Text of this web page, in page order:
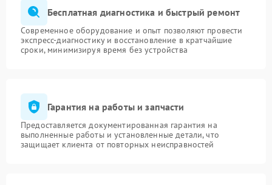
Бесплатная диагностика и быстрый ремонт
Современное оборудование и опыт позволяют провести
экспресс-диагностику и восстановление в кратчайшие
сроки, минимизируя время без устройства
Гарантия на работы и запчасти
Предоставляется документированная гарантия на
выполненные работы и установленные детали, что
защищает клиента от повторных неисправностей